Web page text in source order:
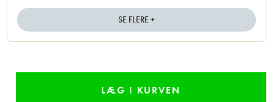
SE FLERE +